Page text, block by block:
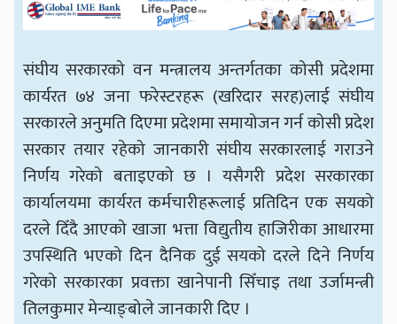
संघीय सरकारको वन मन्त्रालय अन्तर्गतका कोसी प्रदेशमा
कार्यरत ७४ जना फरेस्टरहरू (खरिदार सरह)लाई संघीय
सरकारले अनुमति दिएमा प्रदेशमा समायोजन गर्न कोसी प्रदेश
सरकार तयार रहेको जानकारी संघीय सरकारलाई गराउने
निर्णय गरेको बताइएको छ । यसैगरी प्रदेश सरकारका
कार्यालयमा कार्यरत कर्मचारीहरूलाई प्रतिदिन एक सयको
दरले दिँदै आएको खाजा भत्ता विद्युतीय हाजिरीका आधारमा
उपस्थिति भएको दिन दैनिक दुई सयको दरले दिने निर्णय
गरेको सरकारका प्रवक्ता खानेपानी सिँचाइ तथा उर्जामन्त्री
तिलकुमार मेन्याङ्बोले जानकारी दिए ।